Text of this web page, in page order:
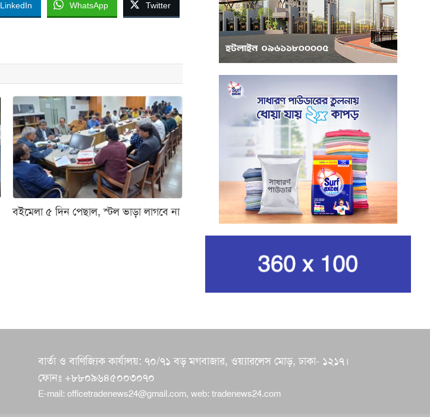
LinkedIn WhatsApp Twitter
বইমেলা ৫ দিন পেছাল, স্টল ভাড়া লাগবে না
পরিবেশবান্ধব উদ্যোক্তারা
ইউসিবি থেকে পাবেন ২৫ লাখ
টাকা ঋণ
প্রদানকারীর সুরক্ষায় বিধিমালা
প্রণয়ন
খামেনি হত্যার প্রতিশোধ
নেওয়ার ঘোষণা ইরানের
রেভোল্যুশনারি গার্ডের
কার্বন কারখানার ধোঁয়ায় ক্ষতির
মুখে কৃষি ও পরিবেশ
ইরানের সর্বোচ্চ ধর্মীয় নেতা
খামেনি নিহত
জিসানের সেঞ্চুরি আর হাসানের
বার্তা ও বাণিজ্যিক কার্যালয়: ৭০/৭১ বড় মগবাজার, ওয়্যারলেস মোড়, ঢাকা- ১২১৭।
ফোনঃ +৮৮০৯৬৪৫০০৩০৭০
E-mail:officetradenews24@gmail.com, web:tradenews24.com